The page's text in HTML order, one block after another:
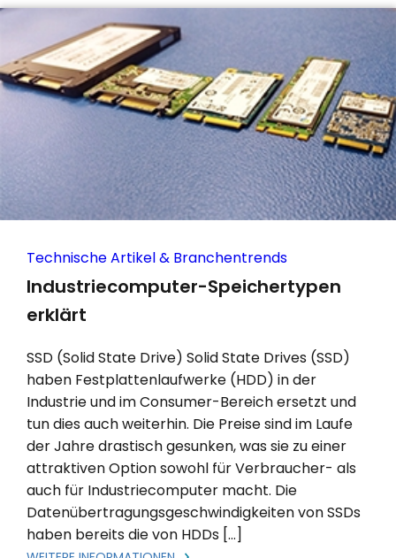
Technische Artikel & Branchentrends
Industriecomputer-Speichertypen
erklärt
SSD (Solid State Drive) Solid State Drives (SSD)
haben Festplattenlaufwerke (HDD) in der
Industrie und im Consumer-Bereich ersetzt und
tun dies auch weiterhin. Die Preise sind im Laufe
der Jahre drastisch gesunken, was sie zu einer
attraktiven Option sowohl für Verbraucher- als
auch für Industriecomputer macht. Die
Datenübertragungsgeschwindigkeiten von SSDs
haben bereits die von HDDs […]